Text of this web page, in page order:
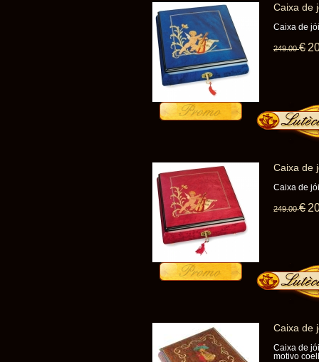
Caixa de
Caixa de
249.00 €
Caixa de
Caixa de
249.00 €
Caixa de
Caixa de
motivo